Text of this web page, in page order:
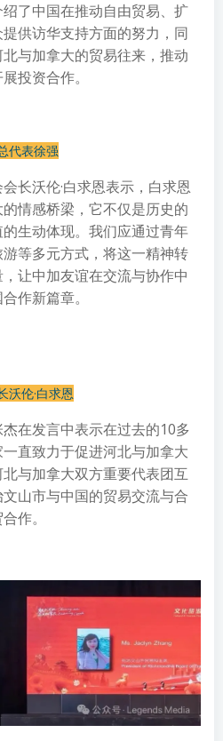
了中国在推动自由贸易、扩
供访华支持方面的努力，同
与加拿大的贸易往来，推动
投资合作。
代表徐强
长沃伦·白求恩表示，白求恩
情感桥梁，它不仅是历史的
生动体现。我们应通过青年
等多元方式，将这一精神转
让中加友谊在交流与协作中
作新篇章。
沃伦·白求恩
在发言中表示在过去的10多
直致力于促进河北与加拿大
与加拿大双方重要代表团互
山市与中国的贸易交流与合
作。